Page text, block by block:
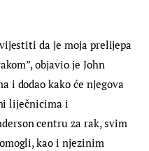
da je moja prelijepa
objavio je John
i dodao kako će njegova
liječnicima i
centru za rak, svim
kao i njezinim